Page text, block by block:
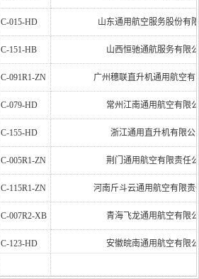
C-015-HD 山东通用航空服务股份有
C-151-HB 山西恒驰通航服务有限
C-091R1-ZN 广州穗联直升机通用航空有
C-079-HD 常州江南通用航空有限
C-155-HD 浙江通用直升机有限公
C-005R1-ZN 荆门通用航空有限责任
C-115R1-ZN 河南斤斗云通用航空有限责
C-007R2-XB 青海飞龙通用航空有限
C-123-HD 安徽皖南通用航空有限